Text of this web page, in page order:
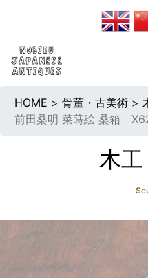
HOME > 骨董・古美術 >
前田桑明 菜蒔絵 桑箱
木